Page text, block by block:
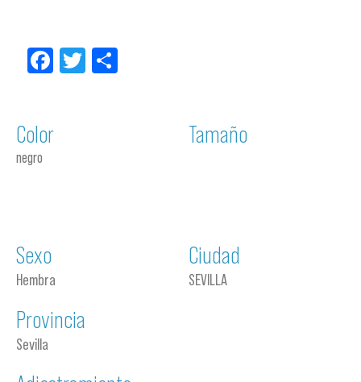
Facebook
Twitter
Color
negro
Tamaño
Sexo
Hembra
Ciudad
SEVILLA
Provincia
Sevilla